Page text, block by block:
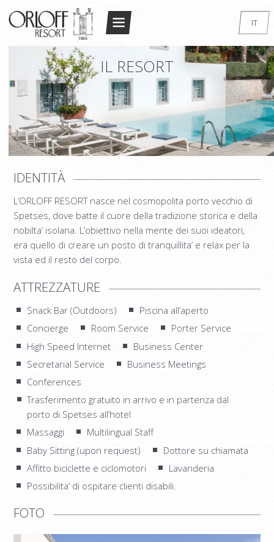
IL RESORT
L’ARCHITETTURA
CAMERE
STANDARD DOUBLE/TWIN
SUPERIOR DOUBLE/TWIN
MONOLOCALE
MONOLOCALE DELUXE
MINI APPARTAMENTO
SUPERIOR MAISONETTE – 2 BEDROOM
OLD MANSION
FOTO
SERVIZI
RISTORANTE ORLOFF
CATERING & EVENTI
L’ISOLA
RISTORANTI E BAR
ATTIVITÀ
COME RAGGIUNGERCI
Return to
EN
GR
FR
DE
IT
RU
IL RESORT
IDENTITÀ
L’ORLOFF RESORT nasce nel cosmopolita porto vecchio di
Spetses, dove batte il cuore della tradizione storica e della
nobilta’ isolana. L’obiettivo nella mente dei suoi ideatori,
era quello di creare un posto di tranquillita’ e relax per la
vista ed il resto del corpo.
ATTREZZATURE
Snack Bar (Outdoors)
Piscina all’aperto
Concierge
Room Service
Porter Service
High Speed Internet
Business Center
Secretarial Service
Business Meetings
Conferences
Trasferimento gratuito in arrivo e in partenza dal
porto di Spetses all’hotel
Massaggi
Multilingual Staff
Baby Sitting (upon request)
Dottore su chiamata
Affitto biciclette e ciclomotori
Lavanderia
Possibilita’ di ospitare clienti disabili.
FOTO